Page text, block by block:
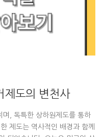
제도의 변천사
며, 독특한 상하원제도를 통하
제도는 역사적인 배경과 함께